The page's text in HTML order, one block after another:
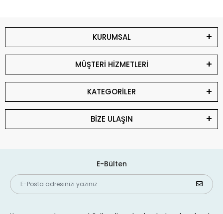
KURUMSAL
MÜŞTERİ HİZMETLERİ
KATEGORİLER
BİZE ULAŞIN
E-Bülten